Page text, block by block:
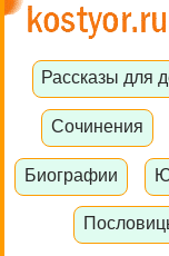
Рассказы для
Сочинения
Биографии